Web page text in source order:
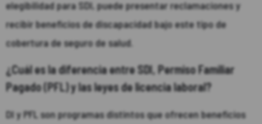
elegibilidad para SDI, puede presentar reclamaciones y
recibir beneficios de discapacidad bajo este tipo de
cobertura de seguro de salud.
¿Cuál es la diferencia entre SDI, Permiso Familiar
Pagado (PFL) y las leyes de licencia laboral?
DI y PFL son programas distintos que ofrecen beneficios